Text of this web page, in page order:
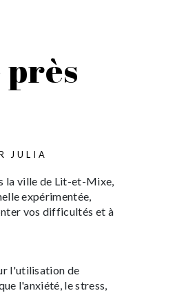
JULIA
la ville de Lit-et-Mixe,
expérimentée,
vos difficultés et à
l'utilisation de
l'anxiété, le stress,